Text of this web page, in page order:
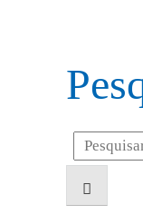
Search
for: